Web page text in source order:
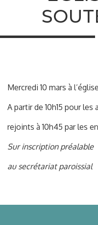
Mercredi 10 mars à
A partir de 10h15 pour les
rejoints à 10h45 par les
Sur inscription préalable
au secrétariat paroissial